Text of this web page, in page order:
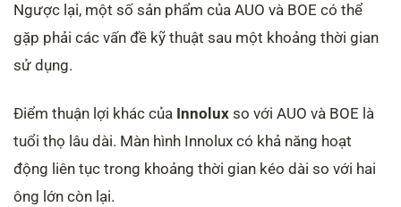
Ngược lại, một số sản phẩm của AUO và BOE có thể
gặp phải các vấn đề kỹ thuật sau một khoảng thời gian
sử dụng.
Điểm thuận lợi khác của Innolux so với AUO và BOE là
tuổi thọ lâu dài. Màn hình Innolux có khả năng hoạt
động liên tục trong khoảng thời gian kéo dài so với hai
ông lớn còn lại.